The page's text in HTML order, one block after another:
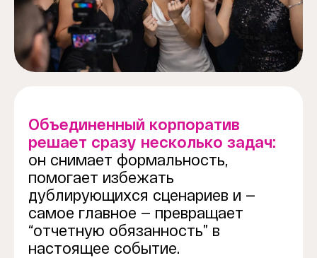
Объединенный корпоратив
решает сразу несколько задач:
он снимает формальность,
помогает избежать
дублирующихся сценариев и —
самое главное — превращает
“отчетную обязанность” в
настоящее событие.